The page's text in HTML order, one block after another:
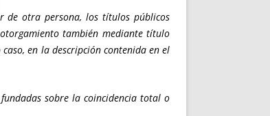
de otra persona, los títulos públicos
también mediante título
en la descripción contenida en el
sobre la coincidencia total o